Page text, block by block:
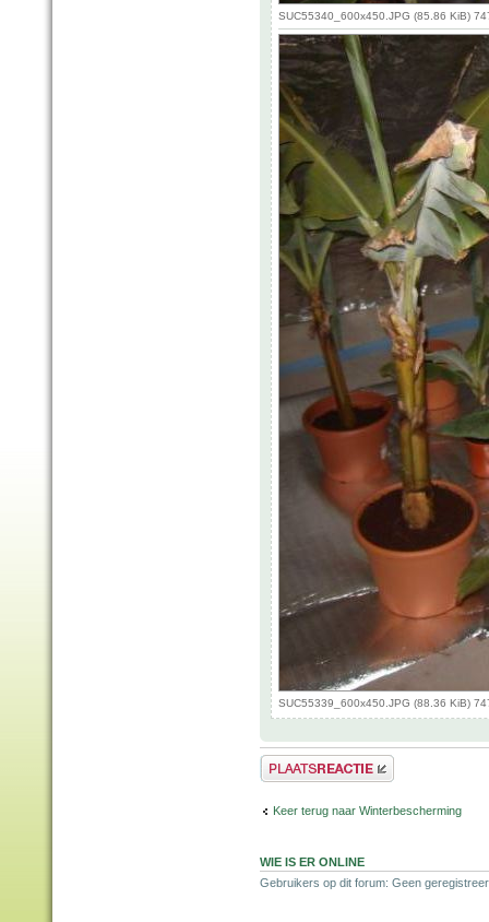
SUC55340_600x450.JPG (85.86 KiB)
SUC55339_600x450.JPG (88.36 KiB)
Plaats een reactie
Keer terug naar Winterbescherming
WIE IS ER ONLINE
Gebruikers op dit forum: Geen